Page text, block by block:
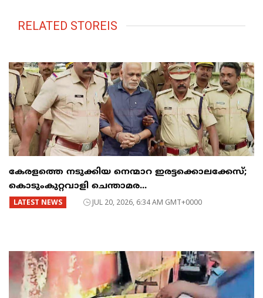
RELATED STOREIS
കേരളത്തെ നടുക്കിയ നെന്മാറ ഇരട്ടക്കൊലക്കേസ്;
കൊടുംകുറ്റവാളി ചെന്താമര...
LATEST NEWS JUL 20, 2026, 6:34 AM GMT+0000